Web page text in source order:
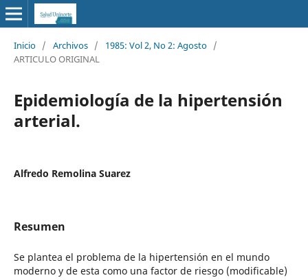
Inicio / Archivos / 1985: Vol 2, No 2: Agosto /
ARTICULO ORIGINAL
Epidemiología de la hipertensión
arterial.
Alfredo Remolina Suarez
Resumen
Se plantea el problema de la hipertensión en el mundo
moderno y de esta como una factor de riesgo (modificable)